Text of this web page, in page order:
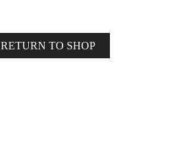
RETURN TO SHOP